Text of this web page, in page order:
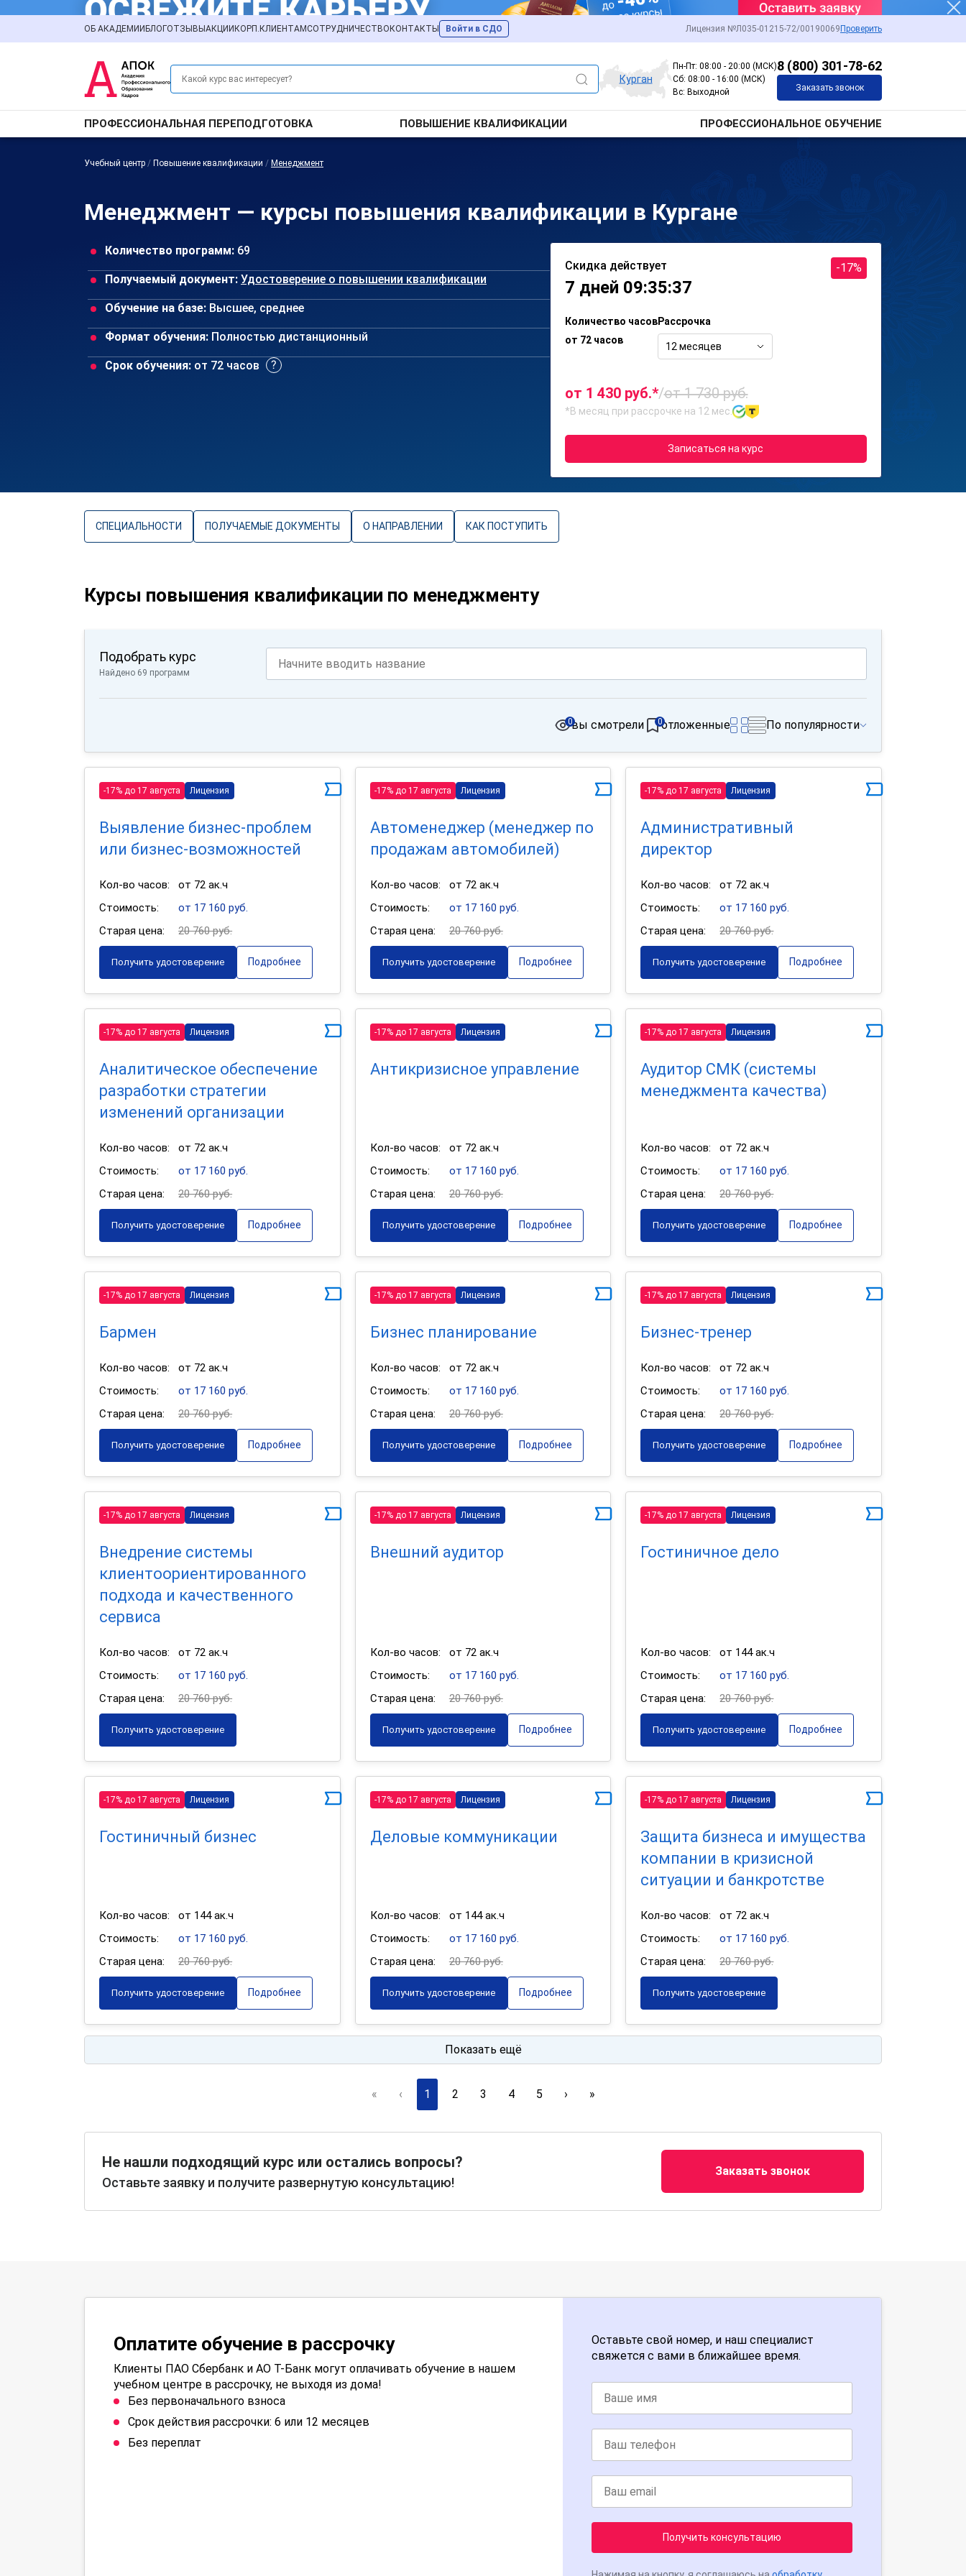
ОБ АКАДЕМИИ БЛОГОТЗЫВЫ АКЦИИ КОРП.КЛИЕНТАМСОТРУДНИЧЕСТВО КОНТАКТЫ Войти в СДО Лицензия №Л035-01215-72/00190069 Проверить
Курган
Пн-Пт: 08:00 - 20:00 (МСК)
Сб: 08:00 - 16:00 (МСК)
Вс: Выходной
8 (800) 301-78-62
Заказать звонок
ПРОФЕССИОНАЛЬНАЯ ПЕРЕПОДГОТОВКА ПОВЫШЕНИЕ КВАЛИФИКАЦИИ ПРОФЕССИОНАЛЬНОЕ ОБУЧЕНИЕ
Учебный центр / Повышение квалификации / Менеджмент
Менеджмент — курсы повышения квалификации в Кургане
Количество программ: 69
Получаемый документ: Удостоверение о повышении квалификации
Обучение на базе: Высшее, среднее
Формат обучения: Полностью дистанционный
Срок обучения: от 72 часов
Скидка действует
7 дней 09:35:37
-17%
Количество часов
от 72 часов
Рассрочка
12 месяцев
от 1 430 руб.*/от 1 730 руб.
*В месяц при рассрочке на 12 мес.
Записаться на курс
СПЕЦИАЛЬНОСТИ ПОЛУЧАЕМЫЕ ДОКУМЕНТЫ О НАПРАВЛЕНИИ КАК ПОСТУПИТЬ
Курсы повышения квалификации по менеджменту
Подобрать курс
Найдено 69 программ
вы смотрели
0 отложенные
0 По популярности
-17% до 17 августа Лицензия
Выявление бизнес-проблем
или бизнес-возможностей
Кол-во часов:
от 72 ак.ч
Стоимость:
от 17 160 руб.
Старая цена:
20 760 руб.
Получить удостоверение Подробнее
-17% до 17 августа Лицензия
Автоменеджер (менеджер по
продажам автомобилей)
Кол-во часов:
от 72 ак.ч
Стоимость:
от 17 160 руб.
Старая цена:
20 760 руб.
Получить удостоверение Подробнее
-17% до 17 августа Лицензия
Административный
директор
Кол-во часов:
от 72 ак.ч
Стоимость:
от 17 160 руб.
Старая цена:
20 760 руб.
Получить удостоверение Подробнее
-17% до 17 августа Лицензия
Аналитическое обеспечение
разработки стратегии
изменений организации
Кол-во часов:
от 72 ак.ч
Стоимость:
от 17 160 руб.
Старая цена:
20 760 руб.
Получить удостоверение Подробнее
-17% до 17 августа Лицензия
Антикризисное управление
Кол-во часов:
от 72 ак.ч
Стоимость:
от 17 160 руб.
Старая цена:
20 760 руб.
Получить удостоверение Подробнее
-17% до 17 августа Лицензия
Аудитор СМК (системы
менеджмента качества)
Кол-во часов:
от 72 ак.ч
Стоимость:
от 17 160 руб.
Старая цена:
20 760 руб.
Получить удостоверение Подробнее
-17% до 17 августа Лицензия
Бармен
Кол-во часов:
от 72 ак.ч
Стоимость:
от 17 160 руб.
Старая цена:
20 760 руб.
Получить удостоверение Подробнее
-17% до 17 августа Лицензия
Бизнес планирование
Кол-во часов:
от 72 ак.ч
Стоимость:
от 17 160 руб.
Старая цена:
20 760 руб.
Получить удостоверение Подробнее
-17% до 17 августа Лицензия
Бизнес-тренер
Кол-во часов:
от 72 ак.ч
Стоимость:
от 17 160 руб.
Старая цена:
20 760 руб.
Получить удостоверение Подробнее
-17% до 17 августа Лицензия
Внедрение системы
клиентоориентированного
подхода и качественного
сервиса
Кол-во часов:
от 72 ак.ч
Стоимость:
от 17 160 руб.
Старая цена:
20 760 руб.
Получить удостоверение
-17% до 17 августа Лицензия
Внешний аудитор
Кол-во часов:
от 72 ак.ч
Стоимость:
от 17 160 руб.
Старая цена:
20 760 руб.
Получить удостоверение Подробнее
-17% до 17 августа Лицензия
Гостиничное дело
Кол-во часов:
от 144 ак.ч
Стоимость:
от 17 160 руб.
Старая цена:
20 760 руб.
Получить удостоверение Подробнее
-17% до 17 августа Лицензия
Гостиничный бизнес
Кол-во часов:
от 144 ак.ч
Стоимость:
от 17 160 руб.
Старая цена:
20 760 руб.
Получить удостоверение Подробнее
-17% до 17 августа Лицензия
Деловые коммуникации
Кол-во часов:
от 144 ак.ч
Стоимость:
от 17 160 руб.
Старая цена:
20 760 руб.
Получить удостоверение Подробнее
-17% до 17 августа Лицензия
Защита бизнеса и имущества
компании в кризисной
ситуации и банкротстве
Кол-во часов:
от 72 ак.ч
Стоимость:
от 17 160 руб.
Старая цена:
20 760 руб.
Получить удостоверение
Показать ещё
« ‹ 1 2 3 4 5 › »
Не нашли подходящий курс или остались вопросы?
Оставьте заявку и получите развернутую консультацию!
Заказать звонок
Оплатите обучение в рассрочку
Клиенты ПАО Сбербанк и АО Т-Банк могут оплачивать обучение в нашем
учебном центре в рассрочку, не выходя из дома!
Без первоначального взноса
Срок действия рассрочки: 6 или 12 месяцев
Без переплат
Оставьте свой номер, и наш специалист
свяжется с вами в ближайшее время.
Получить консультацию